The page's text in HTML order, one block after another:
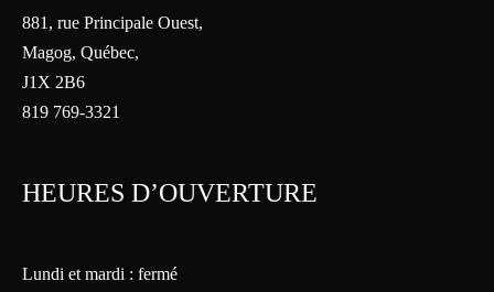
881, rue Principale Ouest,
Magog, Québec,
J1X 2B6
819 769-3321
HEURES D’OUVERTURE
Lundi et mardi : fermé